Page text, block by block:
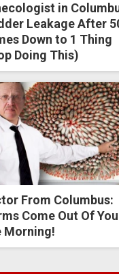
in
Leakage After
Down to 1 Thing
Doing This)
From Columbus:
Come Out Of
Morning!